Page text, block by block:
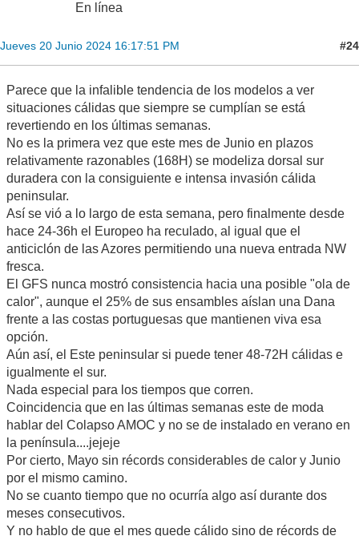
En línea
Jueves 20 Junio 2024 16:17:51 PM #24
Parece que la infalible tendencia de los modelos a ver
situaciones cálidas que siempre se cumplían se está
revertiendo en los últimas semanas.
No es la primera vez que este mes de Junio en plazos
relativamente razonables (168H) se modeliza dorsal sur
duradera con la consiguiente e intensa invasión cálida
peninsular.
Así se vió a lo largo de esta semana, pero finalmente desde
hace 24-36h el Europeo ha reculado, al igual que el
anticiclón de las Azores permitiendo una nueva entrada NW
fresca.
El GFS nunca mostró consistencia hacia una posible "ola de
calor", aunque el 25% de sus ensambles aíslan una Dana
frente a las costas portuguesas que mantienen viva esa
opción.
Aún así, el Este peninsular si puede tener 48-72H cálidas e
igualmente el sur.
Nada especial para los tiempos que corren.
Coincidencia que en las últimas semanas este de moda
hablar del Colapso AMOC y no se de instalado en verano en
la península....jejeje
Por cierto, Mayo sin récords considerables de calor y Junio
por el mismo camino.
No se cuanto tiempo que no ocurría algo así durante dos
meses consecutivos.
Y no hablo de que el mes quede cálido sino de récords de